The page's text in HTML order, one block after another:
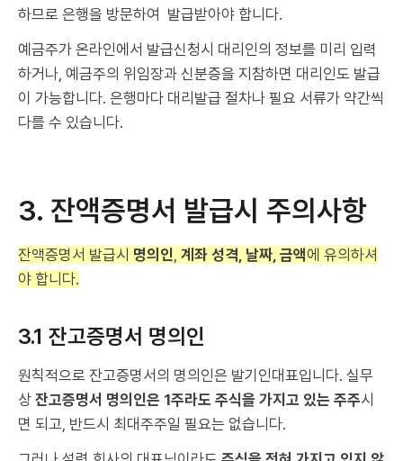
하므로 은행을 방문하여 발급받아야 합니다.
예금주가 온라인에서 발급신청시 대리인의 정보를 미리 입력
하거나, 예금주의 위임장과 신분증을 지참하면 대리인도 발급
이 가능합니다. 은행마다 대리발급 절차나 필요 서류가 약간씩
다를 수 있습니다.
3. 잔액증명서 발급시 주의사항
잔액증명서 발급시 명의인 계좌 성격, 날짜, 금액에 유의하셔
야 합니다.
3.1 잔고증명서 명의인
원칙적으로 잔고증명서의 명의인은 발기인대표입니다. 실무
상 잔고증명서 명의인은 1주라도 주식을 가지고 있는 주주시
면 되고, 반드시 최대주주일 필요는 없습니다.